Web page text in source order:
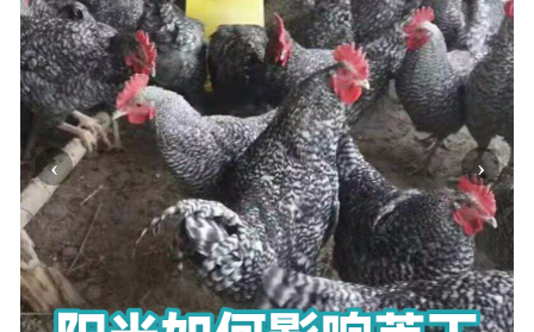
‹ ›